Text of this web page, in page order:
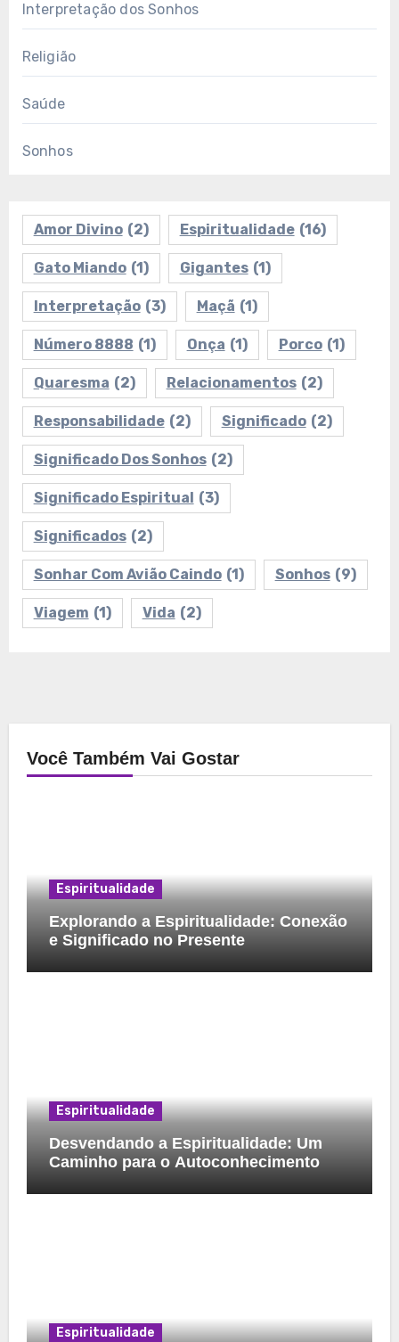
Interpretação dos Sonhos
Religião
Saúde
Sonhos
Amor Divino (2) Espiritualidade (16)
Gato Miando (1) Gigantes (1)
Interpretação (3) Maçã (1)
Número 8888 (1) Onça (1) Porco (1)
Quaresma (2) Relacionamentos (2)
Responsabilidade (2) Significado (2)
Significado Dos Sonhos (2)
Significado Espiritual (3)
Significados (2)
Sonhar Com Avião Caindo (1) Sonhos (9)
Viagem (1) Vida (2)
Você Também Vai Gostar
Espiritualidade
Explorando a Espiritualidade: Conexão
e Significado no Presente
Espiritualidade
Desvendando a Espiritualidade: Um
Caminho para o Autoconhecimento
Espiritualidade